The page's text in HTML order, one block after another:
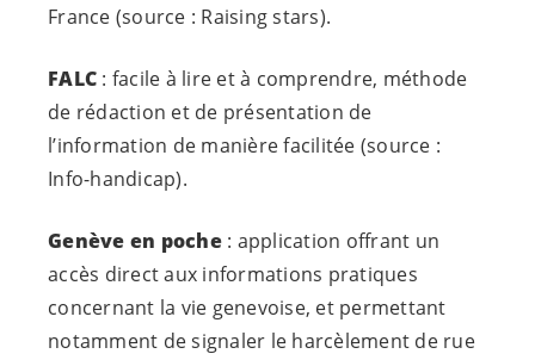
France (source : Raising stars).
FALC : facile à lire et à comprendre, méthode
de rédaction et de présentation de
l’information de manière facilitée (source :
Info-handicap).
Genève en poche : application offrant un
accès direct aux informations pratiques
concernant la vie genevoise, et permettant
notamment de signaler le harcèlement de rue